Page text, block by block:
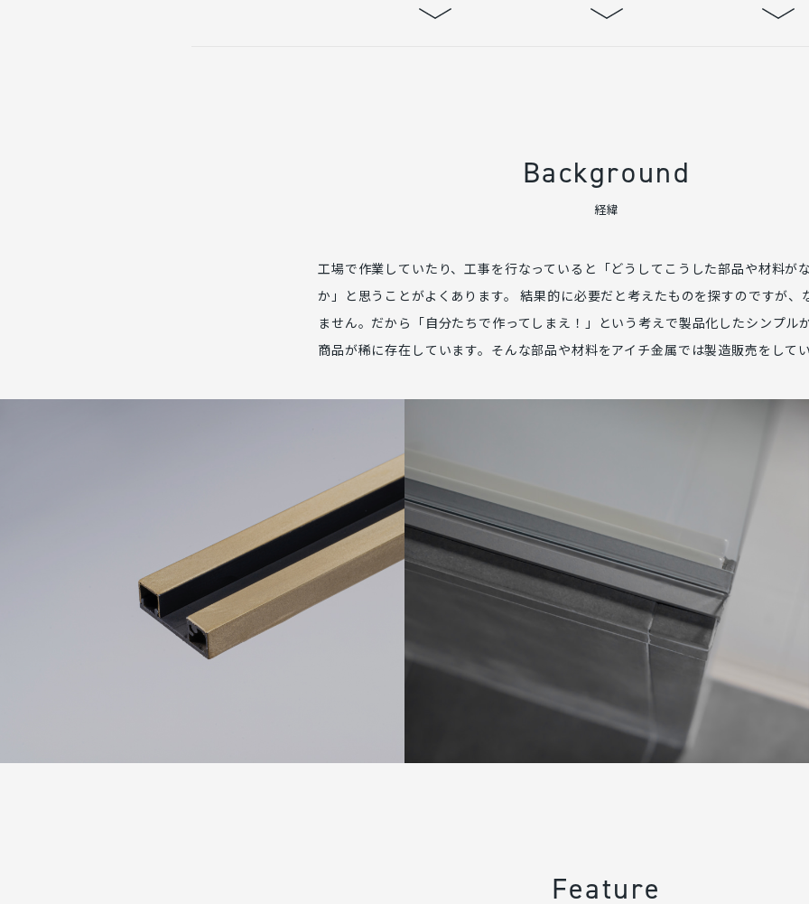
Background
経緯
工場で作業していたり、工事を行なっていると「どうしてこうした部品や材料が
か」と思うことがよくあります。 結果的に必要だと考えたものを探すのですが、
ません。だから「自分たちで作ってしまえ！」という考えで製品化したシンプル
商品が稀に存在しています。そんな部品や材料をアイチ金属では製造販売をしてい
Feature